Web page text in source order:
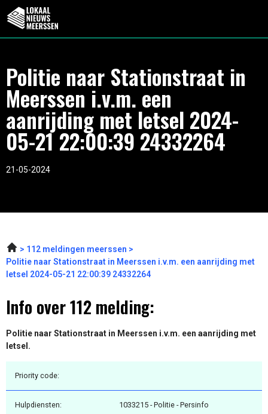
Politie naar Stationstraat in
Meerssen i.v.m. een
aanrijding met letsel 2024-
05-21 22:00:39 24332264
21-05-2024
112 meldingen meerssen
Politie naar Stationstraat in Meerssen i.v.m. een aanrijding met
letsel 2024-05-21 22:00:39 24332264
Info over 112 melding:
Politie naar Stationstraat in Meerssen i.v.m. een aanrijding met
letsel.
Priority code:
Hulpdiensten: 1033215 - Politie - Persinfo